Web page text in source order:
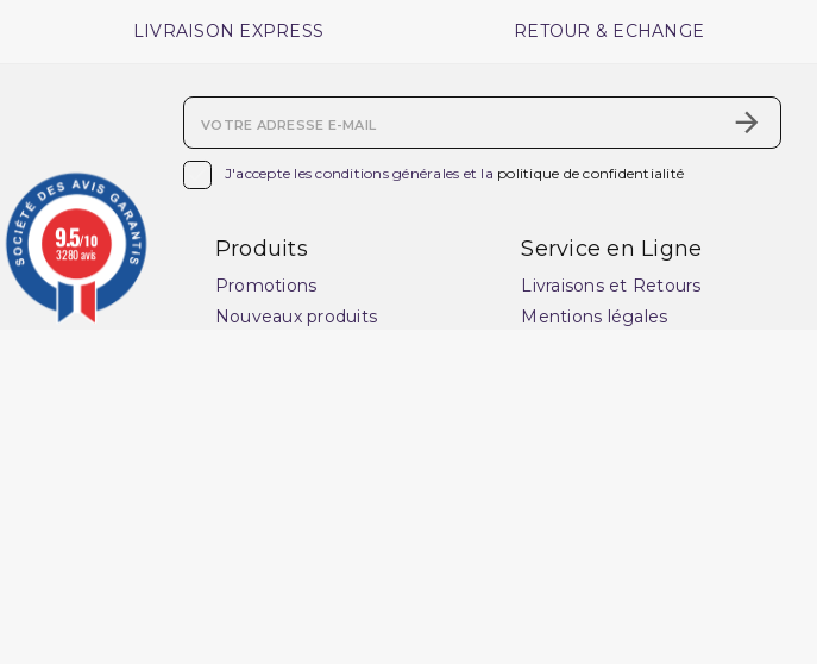
LIVRAISON EXPRESS RETOUR & ECHANGE
J'accepte les conditions générales et la politique de confidentialité
Produits
Promotions
Nouveaux produits
Service en Ligne
Livraisons et Retours
Mentions légales
9.5/10
3280 avis